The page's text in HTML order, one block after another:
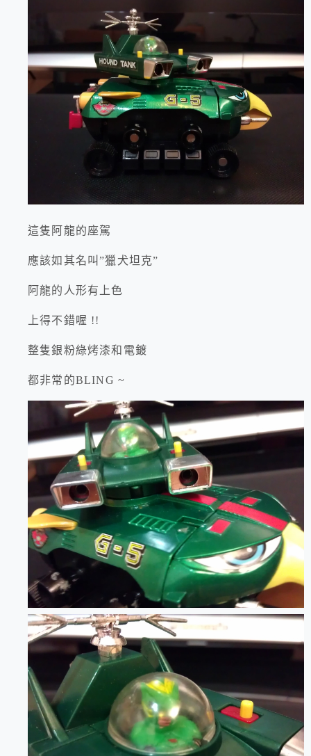
這隻阿龍的座駕
應該如其名叫”獵犬坦克”
阿龍的人形有上色
上得不錯喔 !!
整隻銀粉綠烤漆和電鍍
都非常的BLING ~